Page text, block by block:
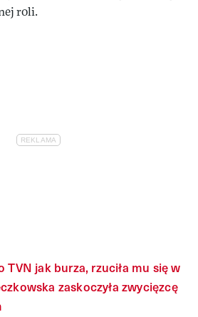
roli.
TVN jak burza, rzuciła mu się w
zaskoczyła zwycięzcę